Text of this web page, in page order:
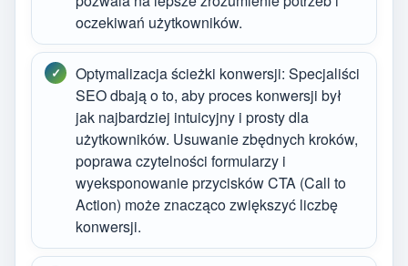
oczekiwań użytkowników.
Optymalizacja ścieżki konwersji: Specjaliści
SEO dbają o to, aby proces konwersji był
jak najbardziej intuicyjny i prosty dla
użytkowników. Usuwanie zbędnych kroków,
poprawa czytelności formularzy i
wyeksponowanie przycisków CTA (Call to
Action) może znacząco zwiększyć liczbę
konwersji.